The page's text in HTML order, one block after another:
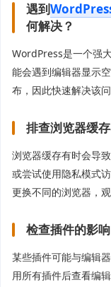
遇到
何解决？
WordPress是一个强
能会遇到编辑器显示
布，因此快速解决该问
排查浏览器缓
浏览器缓存有时会导
或尝试使用隐私模式
更换不同的浏览器，
检查插件的影响
某些插件可能与编辑
用所有插件后查看编